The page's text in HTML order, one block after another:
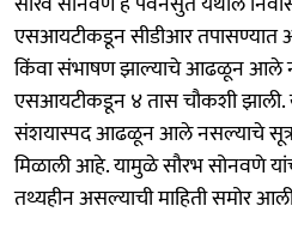
एसआयटीकडून सीडीआर
किंवा संभाषण झाल्याचे आढळून आले
एसआयटीकडून ४ तास चौकशी झाली.
संशयास्पद आढळून आले नसल्याचे
मिळाली आहे. यामुळे सौरभ सोनवणे
तथ्यहीन असल्याची माहिती समोर